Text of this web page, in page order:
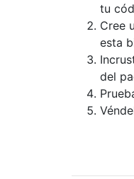
tu
Cree
esta
del